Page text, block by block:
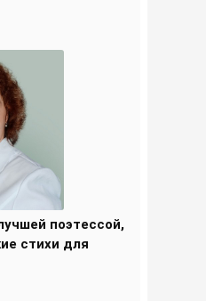
поэтессой,
стихи для